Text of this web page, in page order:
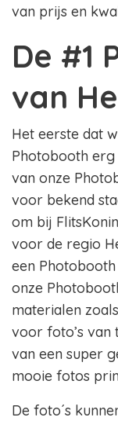
van prijs en
De #1
van
Het eerste dat
Photobooth
van onze
voor bekend
om bij
voor de regio
een
onze
materialen
voor foto’s van
van een super
mooie fotos
De foto´s